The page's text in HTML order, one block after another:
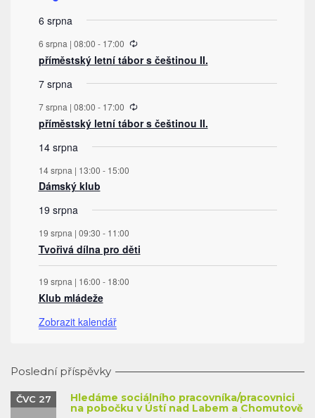
6 srpna
6 srpna | 08:00 - 17:00
příměstský letní tábor s češtinou II.
7 srpna
7 srpna | 08:00 - 17:00
příměstský letní tábor s češtinou II.
14 srpna
14 srpna | 13:00 - 15:00
Dámský klub
19 srpna
19 srpna | 09:30 - 11:00
Tvořivá dílna pro děti
19 srpna | 16:00 - 18:00
Klub mládeže
Zobrazit kalendář
Poslední příspěvky
Hledáme sociálního pracovníka/pracovnici
na pobočku v Ústí nad Labem a Chomutově
ČVC 27